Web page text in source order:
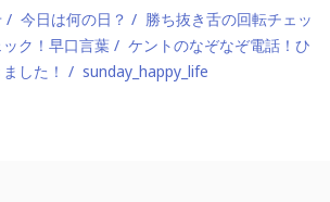
今日は何の日？
勝ち抜き舌の回転チェッ
ク！早口言葉
ケントのなぞなぞ電話！ひ
した！
sunday_happy_life